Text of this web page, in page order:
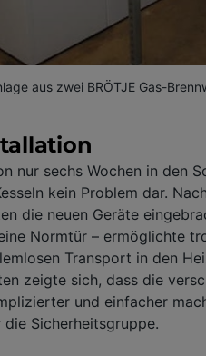
aus zwei BRÖTJE Gas-
nur sechs Wochen in den
kein Problem dar.
die neuen Geräte
Normtür – ermöglichte
Transport in den
zeigte sich, dass die
und einfacher
Sicherheitsgruppe.